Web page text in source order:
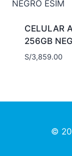
CELULAR
256GB
S/3,859.00
©